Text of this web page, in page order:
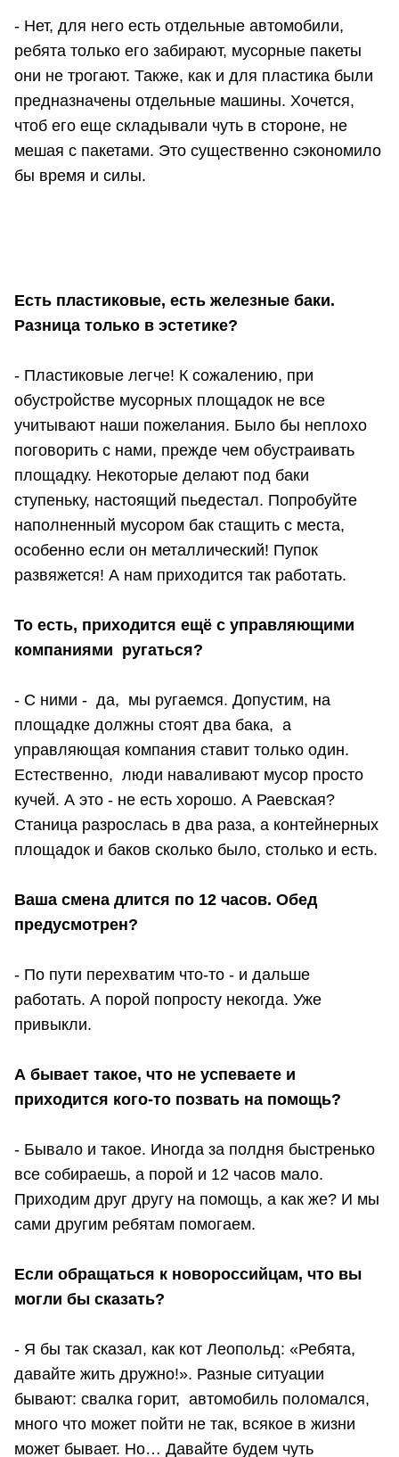
- Нет, для него есть отдельные автомобили,
ребята только его забирают, мусорные пакеты
они не трогают. Также, как и для пластика были
предназначены отдельные машины. Хочется,
чтоб его еще складывали чуть в стороне, не
мешая с пакетами. Это существенно сэкономило
бы время и силы.
Есть пластиковые, есть железные баки.
Разница только в эстетике?
- Пластиковые легче! К сожалению, при
обустройстве мусорных площадок не все
учитывают наши пожелания. Было бы неплохо
поговорить с нами, прежде чем обустраивать
площадку. Некоторые делают под баки
ступеньку, настоящий пьедестал. Попробуйте
наполненный мусором бак стащить с места,
особенно если он металлический! Пупок
развяжется! А нам приходится так работать.
То есть, приходится ещё с управляющими
компаниями ругаться?
- С ними - да, мы ругаемся. Допустим, на
площадке должны стоят два бака, а
управляющая компания ставит только один.
Естественно, люди наваливают мусор просто
кучей. А это - не есть хорошо. А Раевская?
Станица разрослась в два раза, а контейнерных
площадок и баков сколько было, столько и есть.
Ваша смена длится по 12 часов. Обед
предусмотрен?
- По пути перехватим что-то - и дальше
работать. А порой попросту некогда. Уже
привыкли.
А бывает такое, что не успеваете и
приходится кого-то позвать на помощь?
- Бывало и такое. Иногда за полдня быстренько
все собираешь, а порой и 12 часов мало.
Приходим друг другу на помощь, а как же? И мы
сами другим ребятам помогаем.
Если обращаться к новороссийцам, что вы
могли бы сказать?
- Я бы так сказал, как кот Леопольд: «Ребята,
давайте жить дружно!». Разные ситуации
бывают: свалка горит, автомобиль поломался,
много что может пойти не так, всякое в жизни
может бывает. Но… Давайте будем чуть